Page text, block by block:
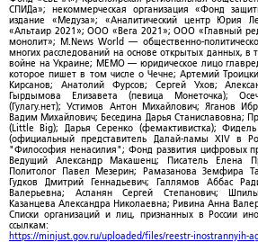
СПИДа»; некоммерческая организация «Фонд
издание «Медуза»; «Аналитический центр Юрия
«Альтаир 2021»; ООО «Вега 2021»; ООО «Главный
монолит»; M.News World — общественно-
многих расследований на основе открытых данных, в
войне на Украине; МЕМО — юридическое лицо
которое пишет в том числе о Чечне; Артемий
Кирсанов; Анатолий Фурсов; Сергей Ухов;
Гырдымова Елизавета (певица Монеточка);
(Гулагу.нет); Устимов Антон Михайлович; Яганов
Вадим Михайлович; Беседина Дарья Станиславовна;
(Little Big); Дарья Серенко (фемактивистка);
(официальный представитель Далай-ламы XIV в
"Философия ненасилия"; Фонд развития цифровых
Ведущий Александр Макашенц; Писатель Елена
Политолог Павел Мезерин; Рамазанова Земфира
Гудков Дмитрий Геннадьевич; Галлямов Аббас
Валерьевна; Асланян Сергей Степанович;
Казанцева Александра Николаевна; Ривина Анна
Списки организаций и лиц, признанных в России
ссылкам:
https://minjust.gov.ru/uploaded/files/reestr-inostrannyih-